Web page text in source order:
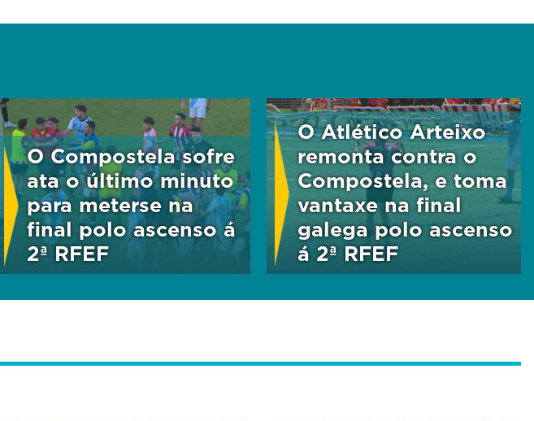
O Compostela sofre
ata o último minuto
para meterse na
final polo ascenso á
2ª RFEF
O Atlético Arteixo
remonta contra o
Compostela, e toma
vantaxe na final
galega polo ascenso
á 2ª RFEF